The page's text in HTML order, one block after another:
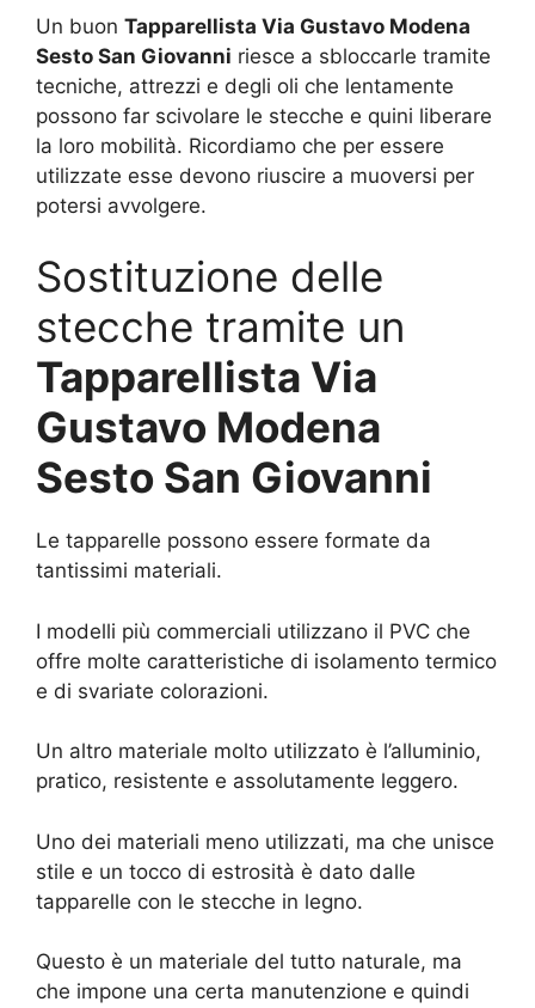
Un buon Tapparellista Via Gustavo Modena
Sesto San Giovanni riesce a sbloccarle tramite
tecniche, attrezzi e degli oli che lentamente
possono far scivolare le stecche e quini liberare
la loro mobilità. Ricordiamo che per essere
utilizzate esse devono riuscire a muoversi per
potersi avvolgere.
Sostituzione delle
stecche tramite un
Tapparellista Via
Gustavo Modena
Sesto San Giovanni
Le tapparelle possono essere formate da
tantissimi materiali.
I modelli più commerciali utilizzano il PVC che
offre molte caratteristiche di isolamento termico
e di svariate colorazioni.
Un altro materiale molto utilizzato è l’alluminio,
pratico, resistente e assolutamente leggero.
Uno dei materiali meno utilizzati, ma che unisce
stile e un tocco di estrosità è dato dalle
tapparelle con le stecche in legno.
Questo è un materiale del tutto naturale, ma
che impone una certa manutenzione e quindi